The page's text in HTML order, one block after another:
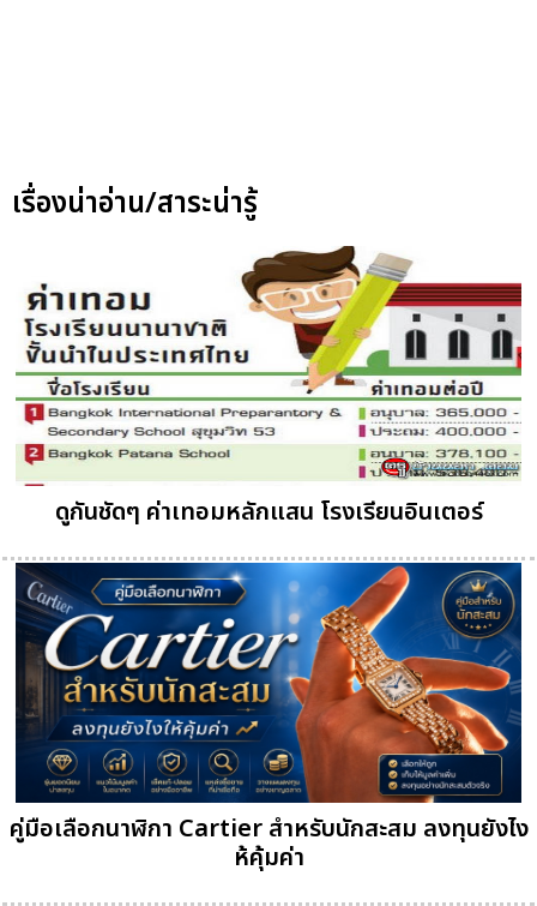
เรื่องน่าอ่าน/สาระน่ารู้
ดูกันชัดๆ ค่าเทอมหลักแสน โรงเรียนอินเตอร์
คู่มือเลือกนาฬิกา Cartier สำหรับนักสะสม ลงทุนยังไง
ห้คุ้มค่า